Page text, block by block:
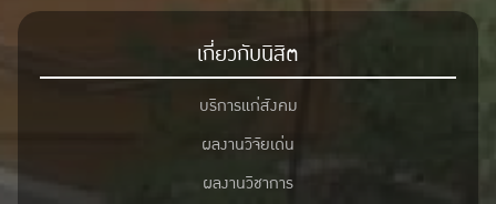
เกี่ยวกับนิสิต
บริการแก่สังคม
ผลงานวิจัยเด่น
ผลงานวิชาการ